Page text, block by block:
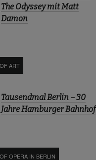
The Odyssey mit Matt
Damon
ART
Tausendmal Berlin – 30
Jahre Hamburger Bahnhof
OPERA IN BERLIN